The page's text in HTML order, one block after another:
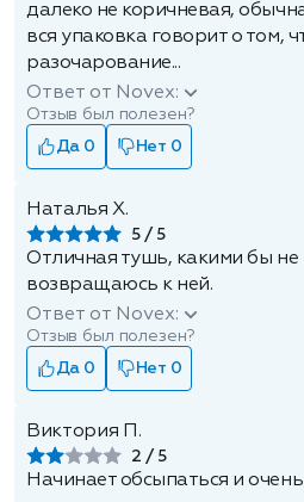
далеко не коричневая,
вся упаковка говорит о том,
разочарование...
Ответ от Novex:
Отзыв был полезен?
Да 0
Нет 0
Наталья Х.
5
Отличная тушь, какими бы не
возвращаюсь к ней.
Ответ от Novex:
Отзыв был полезен?
Да 0
Нет 0
Виктория П.
2
Начинает обсыпаться и